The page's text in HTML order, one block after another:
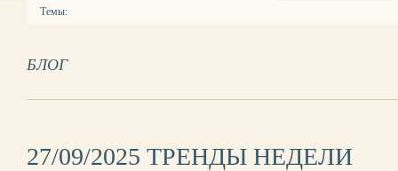
Темы:
БЛОГ
27/09/2025 ТРЕНДЫ НЕДЕЛИ